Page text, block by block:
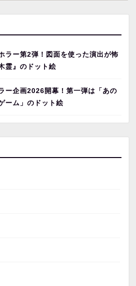
ラー第2弾！図面を使った演出が怖
霊』のドット絵
ー企画2026開幕！第一弾は「あの
ーム」のドット絵